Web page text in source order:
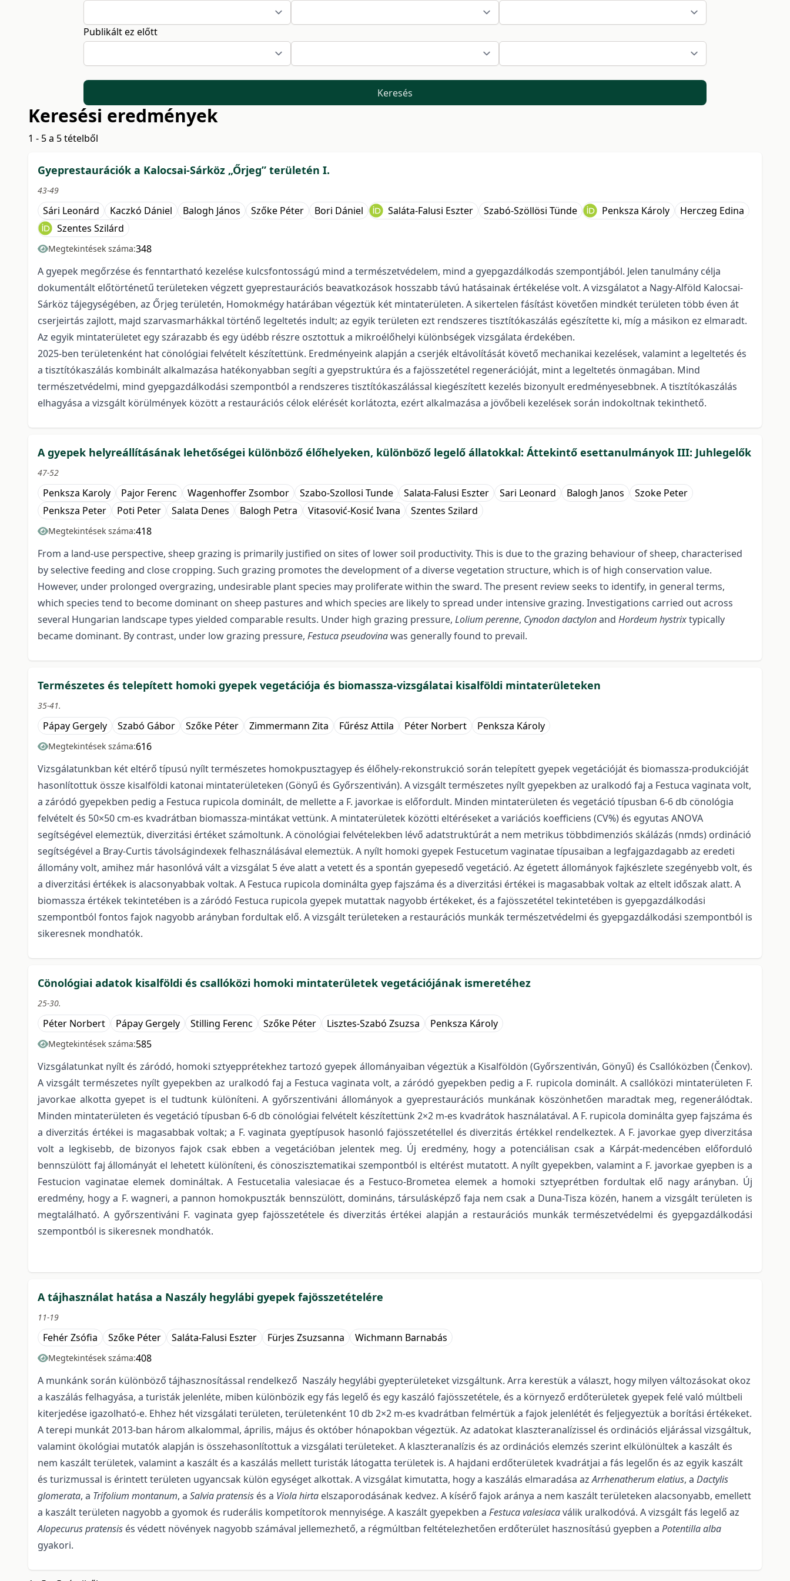
Publikált ez előtt
Keresés
Keresési eredmények
1 - 5 a 5 tételből
Gyeprestaurációk a Kalocsai-Sárköz „Őrjeg” területén I.
43-49
Sári Leonárd Kaczkó Dániel Balogh János Szőke Péter Bori Dániel Saláta-Falusi Eszter Szabó-Szöllösi Tünde Penksza Károly
Herczeg Edina
Szentes Szilárd
Megtekintések száma:348
A gyepek megőrzése és fenntartható kezelése kulcsfontosságú mind a természetvédelem, mind a gyepgazdálkodás szempontjából. Jelen tanulmány célja
dokumentált előtörténetű területeken végzett gyeprestaurációs beavatkozások hosszabb távú hatásainak értékelése volt. A vizsgálatot a Nagy-Alföld Kalocsai-
Sárköz tájegységében, az Őrjeg területén, Homokmégy határában végeztük két mintaterületen. A sikertelen fásítást követően mindkét területen több éven át
cserjeirtás zajlott, majd szarvasmarhákkal történő legeltetés indult; az egyik területen ezt rendszeres tisztítókaszálás egészítette ki, míg a másikon ez elmaradt.
Az egyik mintaterületet egy szárazabb és egy üdébb részre osztottuk a mikroélőhelyi különbségek vizsgálata érdekében.
2025-ben területenként hat cönológiai felvételt készítettünk. Eredményeink alapján a cserjék eltávolítását követő mechanikai kezelések, valamint a legeltetés és
a tisztítókaszálás kombinált alkalmazása hatékonyabban segíti a gyepstruktúra és a fajösszetétel regenerációját, mint a legeltetés önmagában. Mind
természetvédelmi, mind gyepgazdálkodási szempontból a rendszeres tisztítókaszálással kiegészített kezelés bizonyult eredményesebbnek. A tisztítókaszálás
elhagyása a vizsgált körülmények között a restaurációs célok elérését korlátozta, ezért alkalmazása a jövőbeli kezelések során indokoltnak tekinthető.
A gyepek helyreállításának lehetőségei különböző élőhelyeken, különböző legelő állatokkal: Áttekintő esettanulmányok III: Juhlegelők
47-52
Penksza Karoly Pajor Ferenc Wagenhoffer Zsombor Szabo-Szollosi Tunde Salata-Falusi Eszter Sari Leonard Balogh Janos
Szoke Peter
Penksza Peter
Poti Peter Salata Denes Balogh Petra Vitasović-Kosić Ivana Szentes Szilard
Megtekintések száma:418
From a land-use perspective, sheep grazing is primarily justified on sites of lower soil productivity. This is due to the grazing behaviour of sheep, characterised
by selective feeding and close cropping. Such grazing promotes the development of a diverse vegetation structure, which is of high conservation value.
However, under prolonged overgrazing, undesirable plant species may proliferate within the sward. The present review seeks to identify, in general terms,
which species tend to become dominant on sheep pastures and which species are likely to spread under intensive grazing. Investigations carried out across
several Hungarian landscape types yielded comparable results. Under high grazing pressure, Lolium perenne, Cynodon dactylonand Hordeum hystrixtypically
became dominant. By contrast, under low grazing pressure, Festuca pseudovinawas generally found to prevail.
Természetes és telepített homoki gyepek vegetációja és biomassza-vizsgálatai kisalföldi mintaterületeken
35-41.
Pápay Gergely Szabó Gábor Szőke Péter Zimmermann Zita Fűrész Attila Péter Norbert Penksza Károly
Megtekintések száma:616
Vizsgálatunkban két eltérő típusú nyílt természetes homokpusztagyep és élőhely-rekonstrukció során telepített gyepek vegetációját és biomassza-produkcióját
hasonlítottuk össze kisalföldi katonai mintaterületeken (Gönyű és Győrszentiván). A vizsgált természetes nyílt gyepekben az uralkodó faj a Festuca vaginata volt,
a záródó gyepekben pedig a Festuca rupicola dominált, de mellette a F. javorkae is előfordult. Minden mintaterületen és vegetáció típusban 6-6 db cönológia
felvételt és 50×50 cm-es kvadrátban biomassza-mintákat vettünk. A mintaterületek közötti eltéréseket a variációs koefficiens (CV%) és egyutas ANOVA
segítségével elemeztük, diverzitási értéket számoltunk. A cönológiai felvételekben lévő adatstruktúrát a nem metrikus többdimenziós skálázás (nmds) ordináció
segítségével a Bray-Curtis távolságindexek felhasználásával elemeztük. A nyílt homoki gyepek Festucetum vaginatae típusaiban a legfajgazdagabb az eredeti
állomány volt, amihez már hasonlóvá vált a vizsgálat 5 éve alatt a vetett és a spontán gyepesedő vegetáció. Az égetett állományok fajkészlete szegényebb volt, és
a diverzitási értékek is alacsonyabbak voltak. A Festuca rupicola dominálta gyep fajszáma és a diverzitási értékei is magasabbak voltak az eltelt időszak alatt. A
biomassza értékek tekintetében is a záródó Festuca rupicola gyepek mutattak nagyobb értékeket, és a fajösszetétel tekintetében is gyepgazdálkodási
szempontból fontos fajok nagyobb arányban fordultak elő. A vizsgált területeken a restaurációs munkák természetvédelmi és gyepgazdálkodási szempontból is
sikeresnek mondhatók.
Cönológiai adatok kisalföldi és csallóközi homoki mintaterületek vegetációjának ismeretéhez
25-30.
Péter Norbert Pápay Gergely Stilling Ferenc Szőke Péter Lisztes-Szabó Zsuzsa Penksza Károly
Megtekintések száma:585
Vizsgálatunkat nyílt és záródó, homoki sztyepprétekhez tartozó gyepek állományaiban végeztük a Kisalföldön (Győrszentiván, Gönyű) és Csallóközben (Čenkov).
A vizsgált természetes nyílt gyepekben az uralkodó faj a Festuca vaginata volt, a záródó gyepekben pedig a F. rupicola dominált. A csallóközi mintaterületen F.
javorkae alkotta gyepet is el tudtunk különíteni. A győrszentiváni állományok a gyeprestaurációs munkának köszönhetően maradtak meg, regenerálódtak.
Minden mintaterületen és vegetáció típusban 6-6 db cönológiai felvételt készítettünk 2×2 m-es kvadrátok használatával. A F. rupicola dominálta gyep fajszáma és
a diverzitás értékei is magasabbak voltak; a F. vaginata gyeptípusok hasonló fajösszetétellel és diverzitás értékkel rendelkeztek. A F. javorkae gyep diverzitása
volt a legkisebb, de bizonyos fajok csak ebben a vegetációban jelentek meg. Új eredmény, hogy a potenciálisan csak a Kárpát-medencében előforduló
bennszülött faj állományát el lehetett különíteni, és cönoszisztematikai szempontból is eltérést mutatott. A nyílt gyepekben, valamint a F. javorkae gyepben is a
Festucion vaginatae elemek domináltak. A Festucetalia valesiacae és a Festuco-Brometea elemek a homoki sztyeprétben fordultak elő nagy arányban. Új
eredmény, hogy a F. wagneri, a pannon homokpuszták bennszülött, domináns, társulásképző faja nem csak a Duna-Tisza közén, hanem a vizsgált területen is
megtalálható. A győrszentiváni F. vaginata gyep fajösszetétele és diverzitás értékei alapján a restaurációs munkák természetvédelmi és gyepgazdálkodási
szempontból is sikeresnek mondhatók.
A tájhasználat hatása a Naszály hegylábi gyepek fajösszetételére
11-19
Fehér Zsófia Szőke Péter Saláta-Falusi Eszter Fürjes Zsuzsanna Wichmann Barnabás
Megtekintések száma:408
A munkánk során különböző tájhasznosítással rendelkező Naszály hegylábi gyepterületeket vizsgáltunk. Arra kerestük a választ, hogy milyen változásokat okoz
a kaszálás felhagyása, a turisták jelenléte, miben különbözik egy fás legelő és egy kaszáló fajösszetétele, és a környező erdőterületek gyepek felé való múltbeli
kiterjedése igazolható-e. Ehhez hét vizsgálati területen, területenként 10 db 2×2 m-es kvadrátban felmértük a fajok jelenlétét és feljegyeztük a borítási értékeket.
A terepi munkát 2013-ban három alkalommal, április, május és október hónapokban végeztük. Az adatokat klaszteranalízissel és ordinációs eljárással vizsgáltuk,
valamint ökológiai mutatók alapján is összehasonlítottuk a vizsgálati területeket. A klaszteranalízis és az ordinációs elemzés szerint elkülönültek a kaszált és
nem kaszált területek, valamint a kaszált és a kaszálás mellett turisták látogatta területek is. A hajdani erdőterületek kvadrátjai a fás legelőn és az egyik kaszált
és turizmussal is érintett területen ugyancsak külön egységet alkottak. A vizsgálat kimutatta, hogy a kaszálás elmaradása azArrhenatherum elatius, a Dactylis
glomerata, a Trifolium montanum, a Salvia pratensis és a Viola hirta elszaporodásának kedvez. A kísérő fajok aránya a nem kaszált területeken alacsonyabb, emellett
a kaszált területen nagyobb a gyomok és ruderális kompetítorok mennyisége. A kaszált gyepekben a Festuca valesiacaválik uralkodóvá. A vizsgált fás legelő az
Alopecurus pratensis és védett növények nagyobb számával jellemezhető, a régmúltban feltételezhetően erdőterület hasznosítású gyepben a Potentilla alba
gyakori.